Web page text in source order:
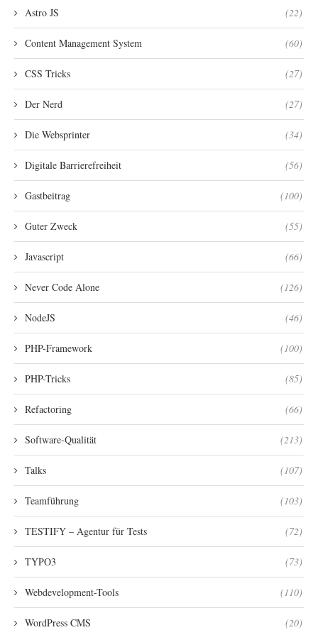
Astro JS (22)
Content Management System (60)
CSS Tricks (27)
Der Nerd (27)
Die Websprinter (34)
Digitale Barrierefreiheit (56)
Gastbeitrag (100)
Guter Zweck (55)
Javascript (66)
Never Code Alone (126)
NodeJS (46)
PHP-Framework (100)
PHP-Tricks (85)
Refactoring (66)
Software-Qualität (213)
Talks (107)
Teamführung (103)
TESTIFY – Agentur für Tests (72)
TYPO3 (73)
Webdevelopment-Tools (110)
WordPress CMS (20)